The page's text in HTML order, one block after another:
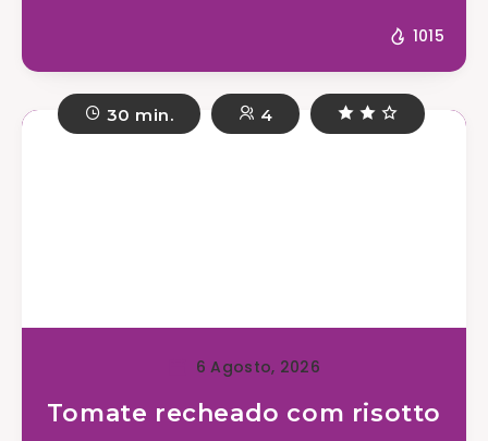
1015
30 min. 4
6 Agosto, 2026
Tomate recheado com risotto